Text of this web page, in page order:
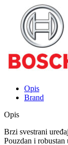
Opis
Brand
Opis
Brzi svestrani
Pouzdan i